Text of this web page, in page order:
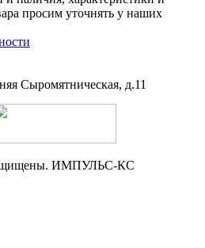
просим уточнять у наших
Сыромятническая, д.11
ИМПУЛЬС-КС